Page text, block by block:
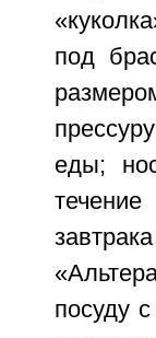
под
еды;
посуду